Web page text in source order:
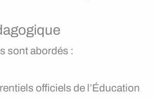
sont abordés :
officiels de l’Éducation